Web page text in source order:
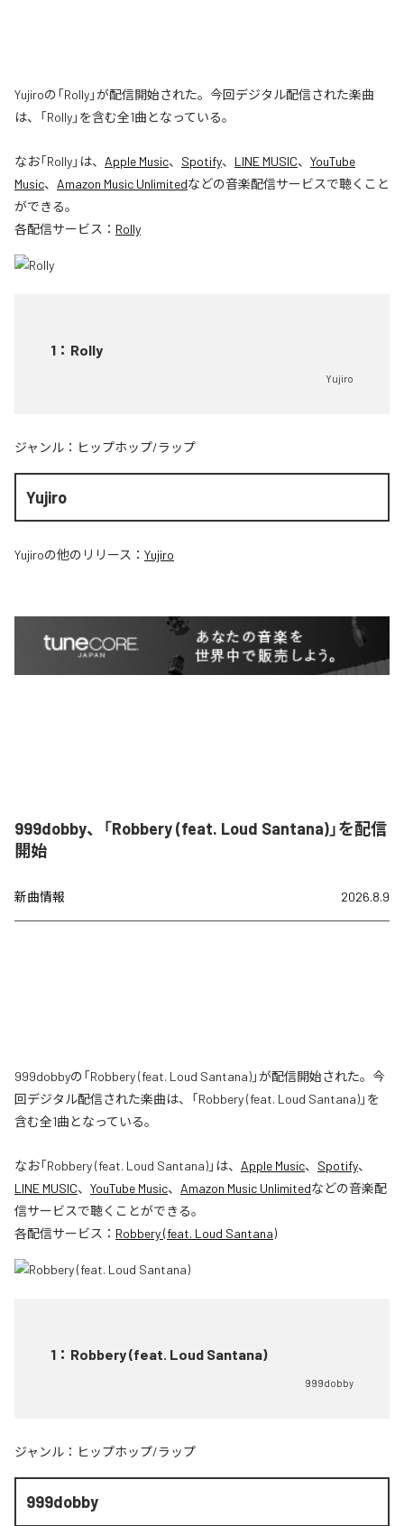
Yujiroの「Rolly」が配信開始された。今回デジタル配信された楽曲
は、「Rolly」を含む全1曲となっている。
なお「Rolly」は、 Apple Music、 Spotify、 LINE MUSIC、 YouTube
Music、 Amazon Music Unlimitedなどの音楽配信サービスで聴くこと
ができる。
各配信サービス： Rolly
1 ： Rolly
Yujiro
ジャンル： ヒップホップ/ラップ
Yujiro
Yujiroの他のリリース： Yujiro
999dobby、「Robbery (feat. Loud Santana)」を配信
開始
新曲情報 2026.8.9
999dobbyの「Robbery (feat. Loud Santana)」が配信開始された。今
回デジタル配信された楽曲は、「Robbery (feat. Loud Santana)」を
含む全1曲となっている。
なお「Robbery (feat. Loud Santana)」は、 Apple Music、 Spotify、
LINE MUSIC、 YouTube Music、 Amazon Music Unlimitedなどの音楽配
信サービスで聴くことができる。
各配信サービス： Robbery (feat. Loud Santana)
1 ： Robbery (feat. Loud Santana)
999dobby
ジャンル： ヒップホップ/ラップ
999dobby